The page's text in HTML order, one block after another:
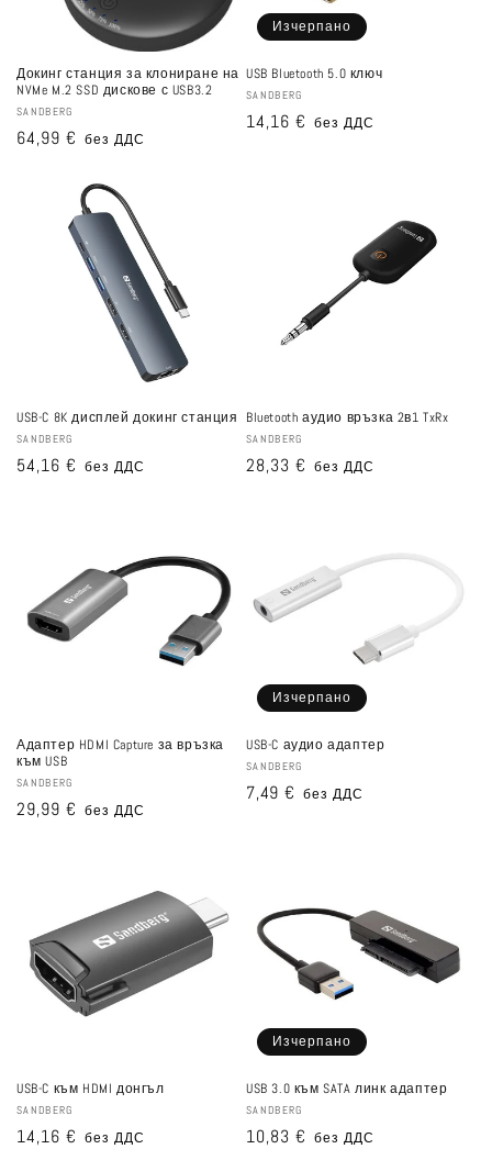
Докинг станция за клониране на
NVMe M.2 SSD дискове с USB3.2
Доставчик:
SANDBERG
Редовна
64,99 € без ДДС
Изчерпано
USB Bluetooth 5.0 ключ
Доставчик:
SANDBERG
Редовна
14,16 € без ДДС
USB-C 8K дисплей докинг станция
Доставчик:
SANDBERG
Редовна
54,16 € без ДДС
Bluetooth аудио връзка 2в1 TxRx
Доставчик:
SANDBERG
Редовна
28,33 € без ДДС
Адаптер HDMI Capture за връзка
към USB
Доставчик:
SANDBERG
Редовна
29,99 € без ДДС
Изчерпано
USB-C аудио адаптер
Доставчик:
SANDBERG
Редовна
7,49 € без ДДС
USB-C към HDMI донгъл
Доставчик:
SANDBERG
Редовна
14,16 € без ДДС
Изчерпано
USB 3.0 към SATA линк адаптер
Доставчик:
SANDBERG
Редовна
10,83 € без ДДС